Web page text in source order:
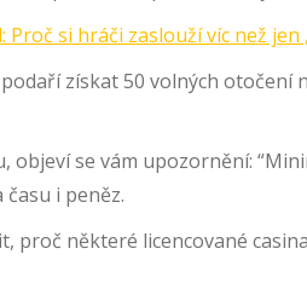
si hráči zaslouží víc než jen
získat 50 volných
objeví se vám upozornění:
i peněz.
proč některé licencované